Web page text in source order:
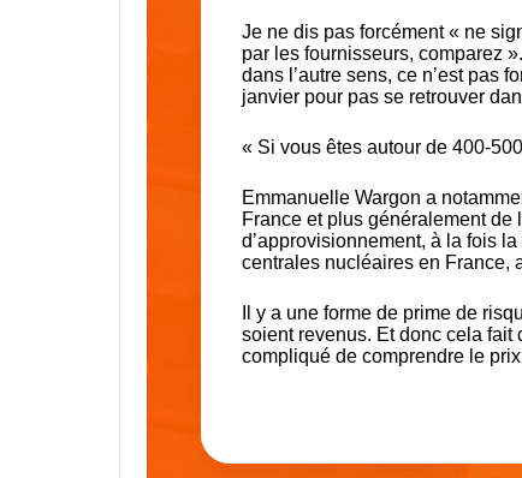
Je ne dis pas forcément « ne
par les fournisseurs, comparez
dans l’autre sens, ce n’est pas
janvier pour pas se retrouver
« Si vous êtes autour de 400-
Emmanuelle Wargon a
France et plus généralement de
d’approvisionnement, à la fois
centrales nucléaires en France,
Il y a une forme de prime de
soient revenus. Et donc cela fait
compliqué de comprendre le